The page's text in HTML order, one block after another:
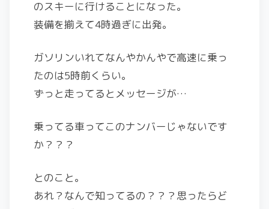
のスキーに行けることになった。
装備を揃えて4時過ぎに出発。
ガソリンいれてなんやかんやで高速に乗っ
たのは5時前くらい。
ずっと走ってるとメッセージが…
乗ってる車ってこのナンバーじゃないです
か？？？
とのこと。
あれ？なんで知ってるの？？？思ったらど